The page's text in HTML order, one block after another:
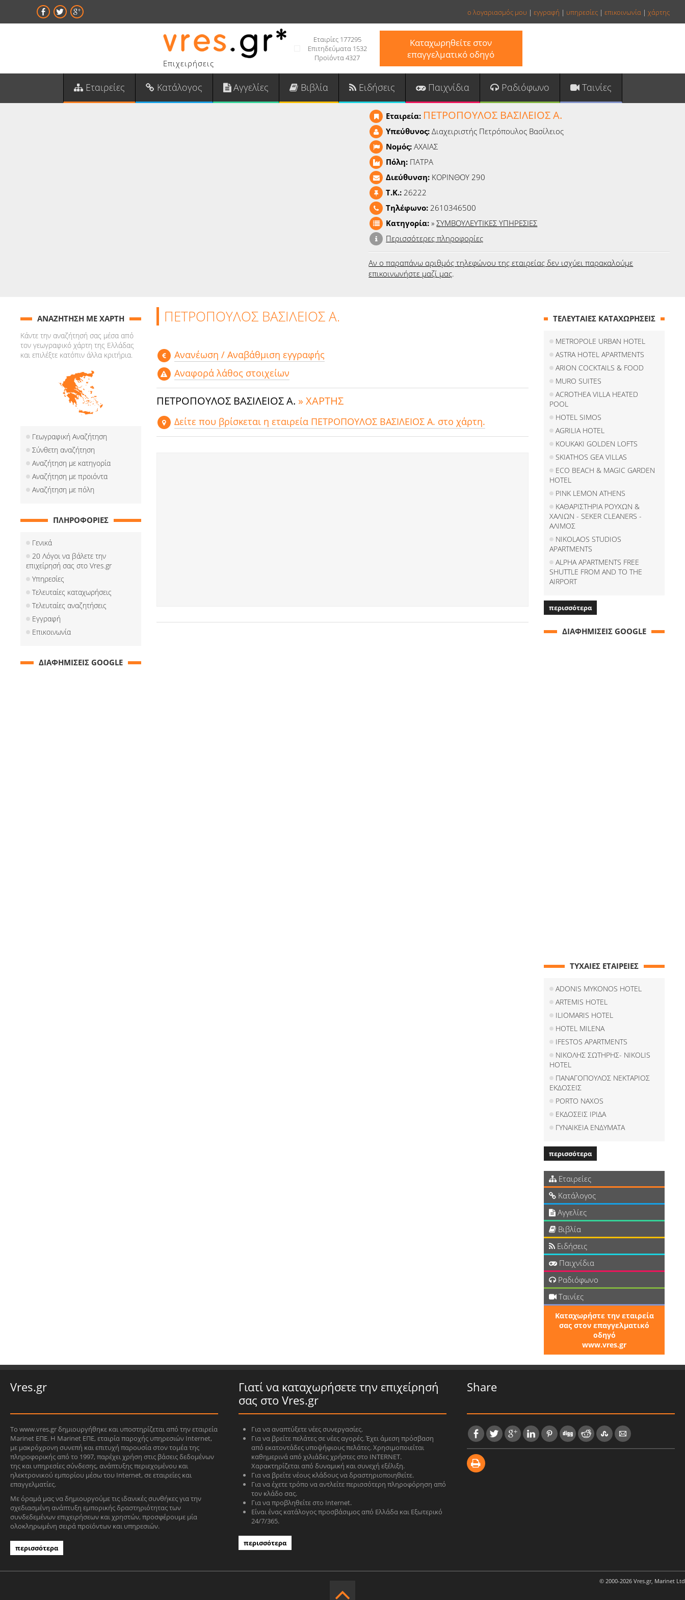
ο λογαριασμός μου | εγγραφή | υπηρεσίες | επικοινωνία | χάρτης
Επιχειρήσεις
Εταιρίες 177295
Επιτηδεύματα 1532
Προϊόντα 4327
Καταχωρηθείτε στον
επαγγελματικό οδηγό
Εταιρείες Κατάλογος Αγγελίες Βιβλία Ειδήσεις Παιχνίδια Ραδιόφωνο Ταινίες
Εταιρεία: ΠΕΤΡΟΠΟΥΛΟΣ ΒΑΣΙΛΕΙΟΣ Α.
Υπεύθυνος:Διαχειριστής Πετρόπουλος Βασίλειος
Νομός:ΑΧΑΙΑΣ
Πόλη: ΠΑΤΡΑ
Διεύθυνση: ΚΟΡΙΝΘΟΥ 290
T.K.:26222
Τηλέφωνο:2610346500
Κατηγορία:»ΣΥΜΒΟΥΛΕΥΤΙΚΕΣ ΥΠΗΡΕΣΙΕΣ
Περισσότερες πληροφορίες
Αν ο παραπάνω αριθμός τηλεφώνου της εταιρείας δεν ισχύει παρακαλούμε
επικοινωνήστε μαζί μας.
ΠΕΤΡΟΠΟΥΛΟΣ ΒΑΣΙΛΕΙΟΣ Α.
Aνανέωση / Αναβάθμιση εγγραφής
Αναφορά λάθος στοιχείων
ΠΕΤΡΟΠΟΥΛΟΣ ΒΑΣΙΛΕΙΟΣ Α. » ΧΑΡΤΗΣ
Δείτε που βρίσκεται η εταιρεία ΠΕΤΡΟΠΟΥΛΟΣ ΒΑΣΙΛΕΙΟΣ Α. στο χάρτη.
ΑΝΑΖΗΤΗΣΗ ΜΕ ΧΑΡΤΗ
Κάντε την αναζήτησή σας μέσα από
τον γεωγραφικό χάρτη της Ελλάδας
και επιλέξτε κατόπιν άλλα κριτήρια.
Γεωγραφική Αναζήτηση
Σύνθετη αναζήτηση
Αναζήτηση με κατηγορία
Αναζήτηση με προιόντα
Αναζήτηση με πόλη
ΠΛΗΡΟΦΟΡΙΕΣ
Γενικά
20 Λόγοι να βάλετε την
επιχείρησή σας στο Vres.gr
Υπηρεσίες
Τελευταίες καταχωρήσεις
Τελευταίες αναζητήσεις
Εγγραφή
Επικοινωνία
ΔΙΑΦΗΜΙΣΕΙΣ GOOGLE
ΤΕΛΕΥΤΑΙΕΣ ΚΑΤΑΧΩΡΗΣΕΙΣ
METROPOLE URBAN HOTEL
ASTRA HOTEL APARTMENTS
ARION COCKTAILS & FOOD
MURO SUITES
ACROTHEA VILLA HEATED
POOL
HOTEL SIMOS
AGRILIA HOTEL
KOUKAKI GOLDEN LOFTS
SKIATHOS GEA VILLAS
ECO BEACH & MAGIC GARDEN
HOTEL
PINK LEMON ATHENS
ΚΑΘΑΡΙΣΤΗΡΙΑ ΡΟΥΧΩΝ &
ΧΑΛΙΩΝ - SEKER CLEANERS -
ΑΛΙΜΟΣ
NIKOLAOS STUDIOS
APARTMENTS
ALPHA APARTMENTS FREE
SHUTTLE FROM AND TO THE
AIRPORT
περισσότερα
ΔΙΑΦΗΜΙΣΕΙΣ GOOGLE
ΤΥΧΑΙΕΣ ΕΤΑΙΡΕΙΕΣ
ADONIS MYKONOS HOTEL
ARTEMIS HOTEL
ILIOMARIS HOTEL
HOTEL MILENA
IFESTOS APARTMENTS
ΝΙΚΟΛΗΣ ΣΩΤΗΡΗΣ- NIKOLIS
HOTEL
ΠΑΝΑΓΟΠΟΥΛΟΣ ΝΕΚΤΑΡΙΟΣ
ΕΚΔΟΣΕΙΣ
PORTO NAXOS
ΕΚΔΟΣΕΙΣ ΙΡΙΔΑ
ΓΥΝΑΙΚΕΙΑ ΕΝΔΥΜΑΤΑ
περισσότερα
Εταιρείες
Κατάλογος
Αγγελίες
Βιβλία
Ειδήσεις
Παιχνίδια
Ραδιόφωνο
Ταινίες
Καταχωρήστε την εταιρεία
σας στον επαγγελματικό
οδηγό
www.vres.gr
Vres.gr
Το www.vres.gr δημιουργήθηκε και υποστηρίζεται από την εταιρεία
Marinet ΕΠΕ. Η Marinet ΕΠΕ, εταιρία παροχής υπηρεσιών Internet,
με μακρόχρονη συνεπή και επιτυχή παρουσία στον τομέα της
πληροφορικής από το 1997, παρέχει χρήση στις βάσεις δεδομένων
της και υπηρεσίες σύνδεσης, ανάπτυξης περιεχομένου και
ηλεκτρονικού εμπορίου μέσω του Internet, σε εταιρείες και
επαγγελματίες.
Με όραμά μας να δημιουργούμε τις ιδανικές συνθήκες για την
σχεδιασμένη ανάπτυξη εμπορικής δραστηριότητας των
συνδεδεμένων επιχειρήσεων και χρηστών, προσφέρουμε μία
ολοκληρωμένη σειρά προϊόντων και υπηρεσιών.
περισσότερα
Γιατί να καταχωρήσετε την επιχείρησή
σας στο Vres.gr
Για να αναπτύξετε νέες συνεργασίες.
Για να βρείτε πελάτες σε νέες αγορές. Έχει άμεση πρόσβαση
από εκατοντάδες υποψήφιους πελάτες. Χρησιμοποιείται
καθημερινά από χιλιάδες χρήστες στο INTERNET.
Χαρακτηρίζεται από δυναμική και συνεχή εξέλιξη.
Για να βρείτε νέους κλάδους να δραστηριοποιηθείτε.
Για να έχετε τρόπο να αντλείτε περισσότερη πληροφόρηση από
τον κλάδο σας.
Για να προβληθείτε στο Internet.
Είναι ένας κατάλογος προσβάσιμος από Ελλάδα και Εξωτερικό
24/7/365.
περισσότερα
Share
© 2000-2026 Vres.gr, Marinet Ltd